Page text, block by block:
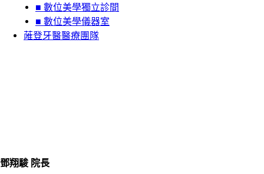
■ 數位美學獨立診間
■ 數位美學儀器室
蓶登牙醫醫療團隊
鄧翔駿 院長